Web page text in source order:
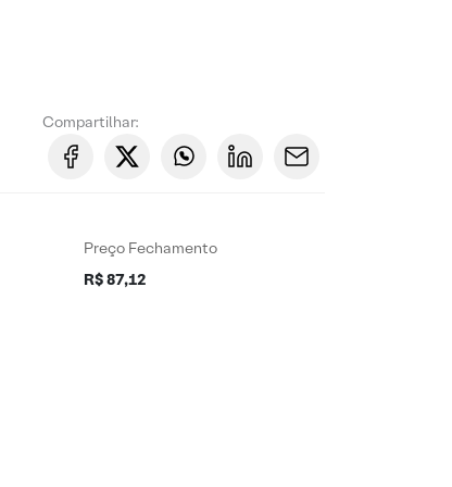
Compartilhar:
Preço Fechamento
R$ 87,12